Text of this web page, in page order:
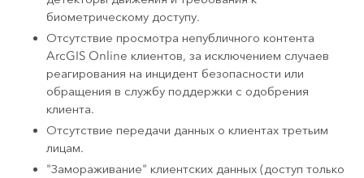
биометрическому доступу.
Отсутствие просмотра непубличного контента
ArcGIS Online клиентов, за исключением случаев
реагирования на инцидент безопасности или
обращения в службу поддержки с одобрения
клиента.
Отсутствие передачи данных о клиентах третьим
лицам.
"Замораживание" клиентских данных (доступ только